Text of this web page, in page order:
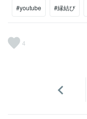
#youtube #縁結び
4